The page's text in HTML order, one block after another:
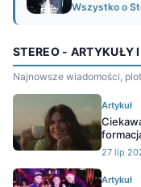
Wszystko o
STEREO - ARTYKUŁY
Najnowsze wiadomości,
Artykuł
27 lip
Artykuł